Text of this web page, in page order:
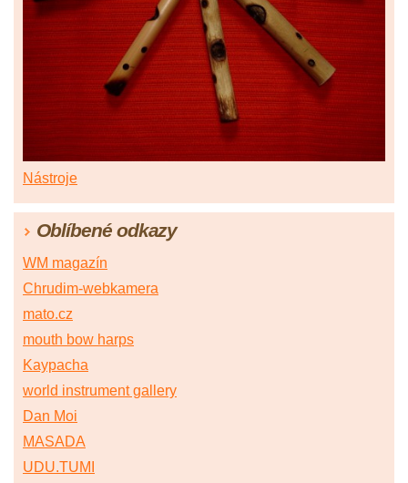
Nástroje
Oblíbené odkazy
WM magazín
Chrudim-webkamera
mato.cz
mouth bow harps
Kaypacha
world instrument gallery
Dan Moi
MASADA
UDU.TUMI